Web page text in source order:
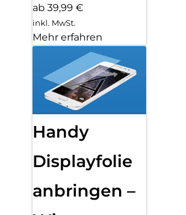
ab 39,99 €
inkl. MwSt.
Mehr erfahren
Handy
Displayfolie
anbringen –